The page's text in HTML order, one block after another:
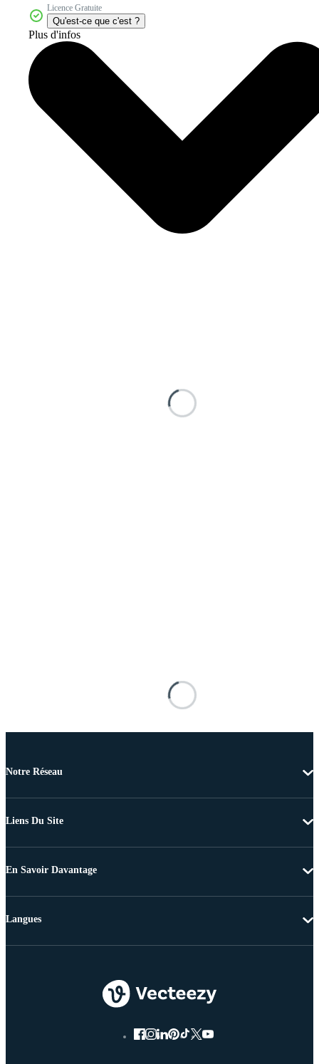
Licence Gratuite
Qu'est-ce que c'est ?
Plus d'infos
Notre Réseau
Liens Du Site
En Savoir Davantage
Langues